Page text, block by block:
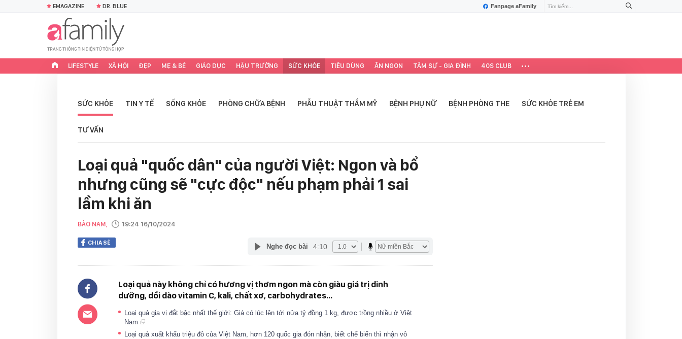
Fanpage aFamily
EMAGAZINE DR. BLUE
LIFESTYLE XÃ HỘI ĐẸP MẸ & BÉ GIÁO DỤC HẬU TRƯỜNG SỨC KHỎE TIÊU DÙNG ĂN NGON TÂM SỰ - GIA ĐÌNH 40S CLUB
SỨC KHỎE TIN Y TẾ SỐNG KHỎE PHÒNG CHỮA BỆNH PHẪU THUẬT THẨM MỸ BỆNH PHỤ NỮ BỆNH PHÒNG THE SỨC KHỎE TRẺ EM
TƯ VẤN
Loại quả "quốc dân" của người Việt: Ngon và bổ
nhưng cũng sẽ "cực độc" nếu phạm phải 1 sai
lầm khi ăn
BẢO NAM, 19:24 16/10/2024
CHIA SẺ Nghe đọc bài 4:10
Loại quả này không chỉ có hương vị thơm ngon mà còn giàu giá trị dinh
dưỡng, dồi dào vitamin C, kali, chất xơ, carbohydrates...
Loại quả gia vị đắt bậc nhất thế giới: Giá có lúc lên tới nửa tỷ đồng 1 kg, được trồng nhiều ở Việt
Nam
Loại quả xuất khẩu triệu đô của Việt Nam, hơn 120 quốc gia đón nhận, biết chế biến thì nhận vô